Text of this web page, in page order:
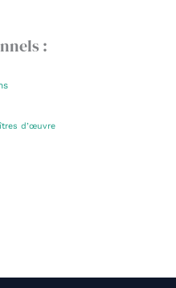
:
d’œuvre